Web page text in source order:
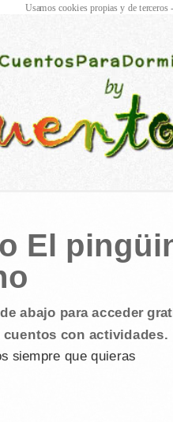
El
abajo para acceder
con actividades.
siempre que quieras
Usamos cookies propias y de